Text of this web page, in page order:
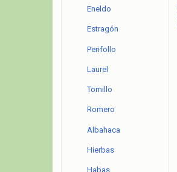
Eneldo
Estragón
Perifollo
Laurel
Tomillo
Romero
Albahaca
Hierbas
Habas